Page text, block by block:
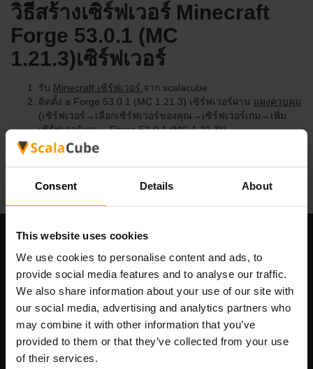
Consent Details About
This website uses cookies
We use cookies to personalise content and ads, to
provide social media features and to analyse our traffic.
We also share information about your use of our site with
our social media, advertising and analytics partners who
may combine it with other information that you’ve
provided to them or that they’ve collected from your use
of their services.
วิธีสร้างเซิร์ฟเวอร์ Minecraft
Forge 53.0.1 (MC
1.21.3)เซิร์ฟเวอร์
รับ Minecraft เซิร์ฟเวอร์ จาก scalacube
ติดตั้ง a Forge 53.0.1 (MC 1.21.3) เซิร์ฟเวอร์ผ่าน แผงควบคุม
(เซิร์ฟเวอร์→เลือกเซิร์ฟเวอร์ของคุณ→เซิร์ฟเวอร์เกม→เพิ่ม
เซิร์ฟเวอร์เกม→ Forge 53.0.1 (MC 1.21.3))
สนุกกับการเล่นบนเซิร์ฟเวอร์!
Scalable Hosting Solutions OÜ
เลขที่จดทะเบียน: 14652605
เลขที่ผู้เสียภาษี: EE102133820
ที่อยู่: Harju maakond, Tallinn, Kesklinna linnaosa,